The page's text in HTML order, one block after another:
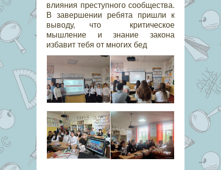
влияния преступного сообщества.
В завершении ребята пришли к
выводу, что критическое
мышление и знание закона
избавит тебя от многих бед